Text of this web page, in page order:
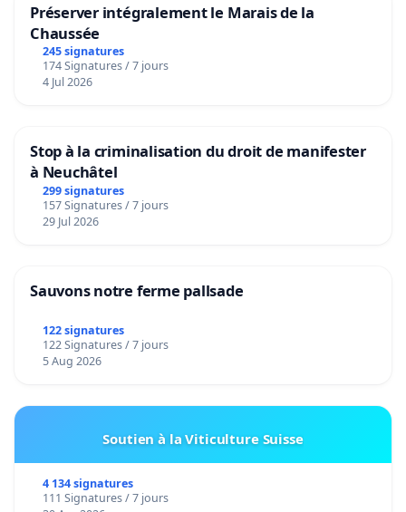
Préserver intégralement le Marais de la
Chaussée
245 signatures
174 Signatures / 7 jours
4 Jul 2026
Stop à la criminalisation du droit de manifester
à Neuchâtel
299 signatures
157 Signatures / 7 jours
29 Jul 2026
Sauvons notre ferme pallsade
122 signatures
122 Signatures / 7 jours
5 Aug 2026
Soutien à la Viticulture Suisse
4 134 signatures
111 Signatures / 7 jours